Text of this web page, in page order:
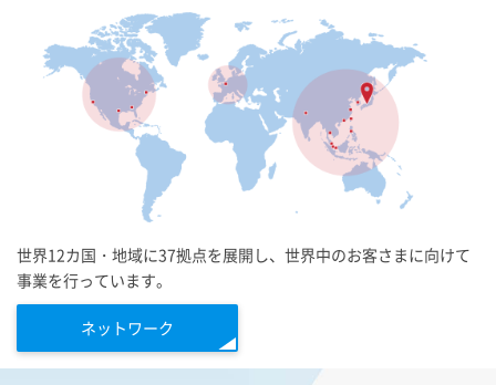
世界12カ国・地域に37拠点を展開し、世界中のお客さまに向けて
事業を行っています。
ネットワーク